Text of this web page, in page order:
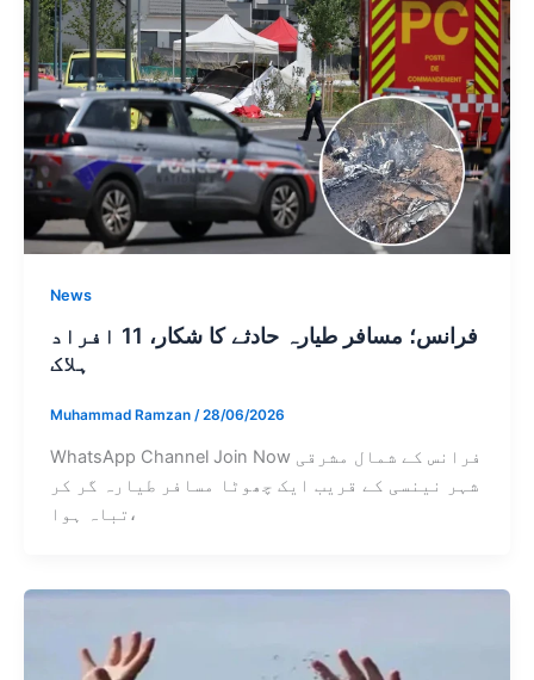
News
فرانس؛ مسافر طیارہ حادثے کا شکار، 11 افراد
ہلاک
Muhammad Ramzan /28/06/2026
WhatsApp Channel Join Now فرانس کے شمال مشرقی
شہر نینسی کے قریب ایک چھوٹا مسافر طیارہ گر کر
تباہ ہوا،